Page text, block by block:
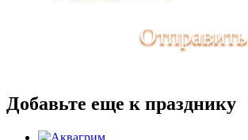
Отправить
Добавьте еще к празднику